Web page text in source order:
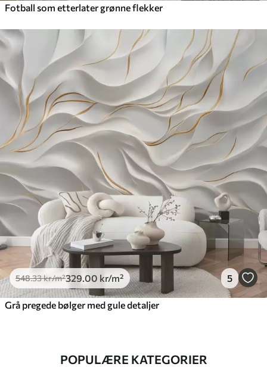
Fotball som etterlater grønne flekker
548.33kr/m²329 .00 kr/m² 5
Grå pregede bølger med gule detaljer
POPULÆRE KATEGORIER